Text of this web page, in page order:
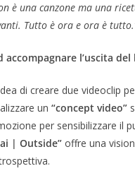
è una canzone ma una
Tutto è ora e ora è
accompagnare l’uscita
di creare due videoclip
un “concept video”
per sensibilizzare il
| Outside” offre una